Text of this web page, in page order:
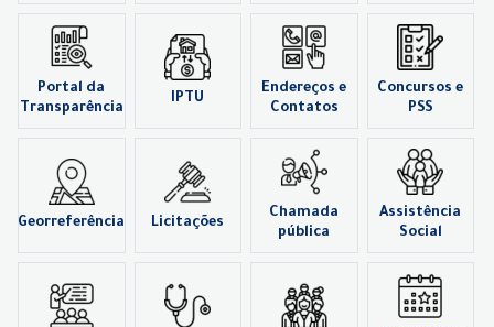
Portal da
Transparência
IPTU
Endereços e
Contatos
Concursos e
PSS
Georreferência Licitações
Chamada
pública
Assistência
Social